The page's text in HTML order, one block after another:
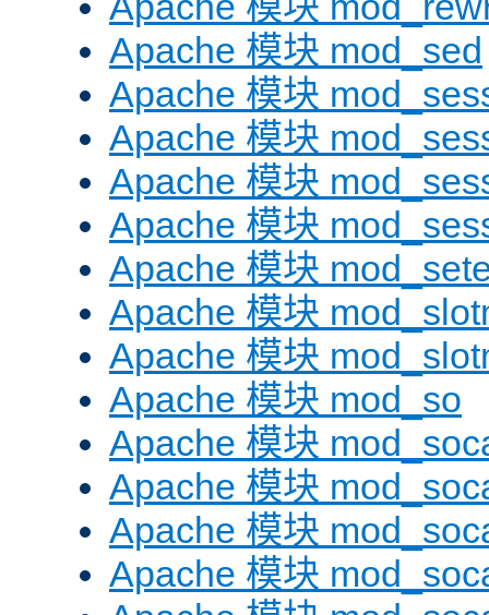
Apache 模块 mod_sed
Apache 模块
Apache 模块
Apache 模块
Apache 模块
Apache 模块
Apache 模块
Apache 模块
Apache 模块 mod_so
Apache 模块
Apache 模块
Apache 模块
Apache 模块